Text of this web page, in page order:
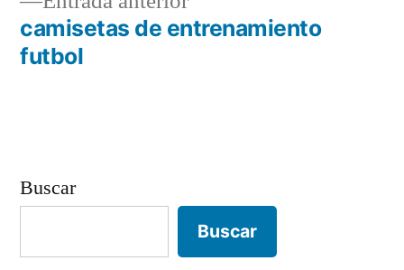
de
entradas
anterior:
camisetas de entrenamiento
futbol
Buscar
Buscar